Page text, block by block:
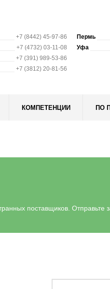
+7 (8442) 45-97-86
+7 (4732) 03-11-08
+7 (391) 989-53-86
+7 (3812) 20-81-56
Пермь
Уфа
КОМПЕТЕНЦИИ ПО
поставщиков. Отправьте